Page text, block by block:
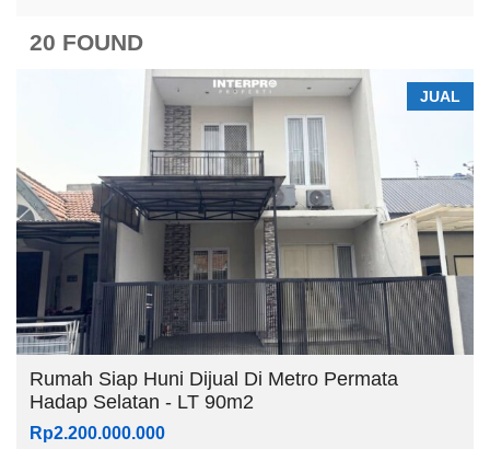
20 FOUND
JUAL
Rumah Siap Huni Dijual Di Metro Permata
Hadap Selatan - LT 90m2
Rp2.200.000.000